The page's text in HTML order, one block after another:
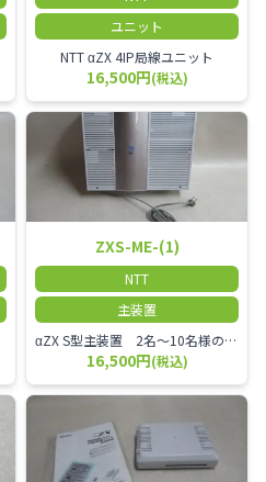
ユニット
NTT αZX 4IP局線ユニット
16,500円(税込)
ZXS-ME-(1)
NTT
主装置
αZX S型主装置 2名～10名様のオフィスに適しております。
16,500円(税込)